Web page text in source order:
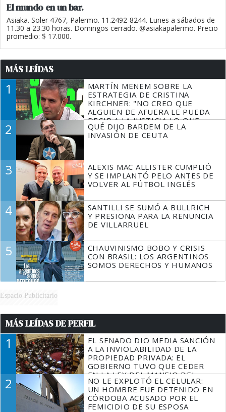
El mundo en un bar.
Asiaka. Soler 4767, Palermo. 11.2492-8244. Lunes a sábados de
11.30 a 23.30 horas. Domingos cerrado. @asiakapalermo. Precio
promedio: $ 17.000.
MÁS LEÍDAS
1
MARTÍN MENEM SOBRE LA
ESTRATEGIA DE CRISTINA
KIRCHNER: "NO CREO QUE
ALGUIEN DE AFUERA LE PUEDA
DECIR A LA JUSTICIA LO QUE
TIENE QUE HACER"
2
QUÉ DIJO BARDEM DE LA
INVASIÓN DE CEUTA
3
ALEXIS MAC ALLISTER CUMPLIÓ
Y SE IMPLANTÓ PELO ANTES DE
VOLVER AL FÚTBOL INGLÉS
4
SANTILLI SE SUMÓ A BULLRICH
Y PRESIONA PARA LA RENUNCIA
DE VILLARRUEL
5
CHAUVINISMO BOBO Y CRISIS
CON BRASIL: LOS ARGENTINOS
SOMOS DERECHOS Y HUMANOS
Espacio Publicitario
MÁS LEÍDAS DE PERFIL
1
EL SENADO DIO MEDIA SANCIÓN
A LA INVIOLABILIDAD DE LA
PROPIEDAD PRIVADA: EL
GOBIERNO TUVO QUE CEDER
EN LA LEY DEL MANEJO DEL
FUEGO
2
NO LE EXPLOTÓ EL CELULAR:
UN HOMBRE FUE DETENIDO EN
CÓRDOBA ACUSADO POR EL
FEMICIDIO DE SU ESPOSA